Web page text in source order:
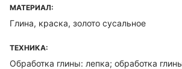
МАТЕРИАЛ:
Глина, краска, золото сусальное
ТЕХНИКА:
Обработка глины: лепка; обработка